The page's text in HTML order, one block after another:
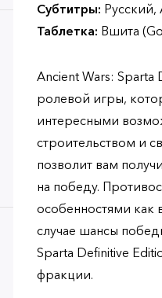
Субтитры: Русский,
Таблетка: Вшита
Ancient Wars: Sparta
ролевой игры,
интересными
строительством и
позволит вам
на победу.
особенностями как
случае шансы
Sparta Definitive
фракции.